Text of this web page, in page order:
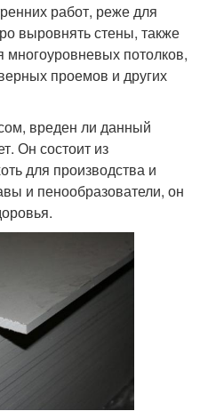
работ, реже для
выровнять стены, также
многоуровневых потолков,
проемов и других
вреден ли данный
Он состоит из
для производства и
и пенообразователи, он